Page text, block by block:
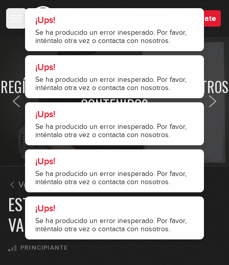
¡Ups!
Se ha producido un error inesperado. Por favor,
inténtalo otra vez o contacta con nosotros.
¡Ups!
Se ha producido un error inesperado. Por favor,
inténtalo otra vez o contacta con nosotros.
¡Ups!
Se ha producido un error inesperado. Por favor,
inténtalo otra vez o contacta con nosotros.
¡Ups!
Se ha producido un error inesperado. Por favor,
inténtalo otra vez o contacta con nosotros.
¡Ups!
Se ha producido un error inesperado. Por favor,
inténtalo otra vez o contacta con nosotros.
Regístrate
REGÍSTRATE Y ACCEDE A TODOS NUESTROS
CONTENIDOS
Accede Regístrate
Volver a Introducción al Blues
ESTRUCTURA BLUES CON
VARIACIONES
PRINCIPIANTE